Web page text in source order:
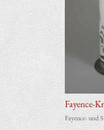
Fayence-
Fayence- und